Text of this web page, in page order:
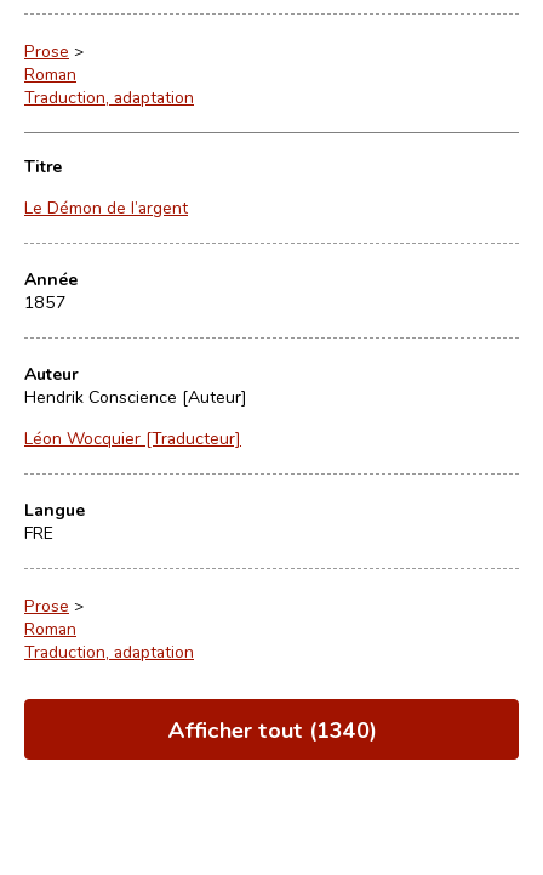
Prose >
Roman
Traduction, adaptation
Titre
Le Démon de l’argent
Année
1857
Auteur
Hendrik Conscience [Auteur]
Léon Wocquier [Traducteur]
Langue
FRE
Prose >
Roman
Traduction, adaptation
Afficher tout (1340)